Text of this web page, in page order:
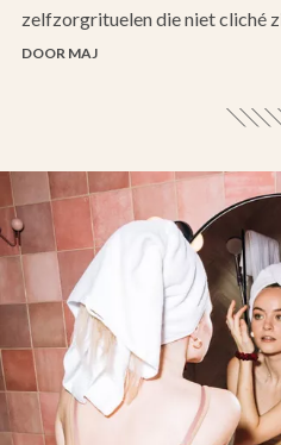
zelfzorgrituelen die niet cliché
DOOR MAJ